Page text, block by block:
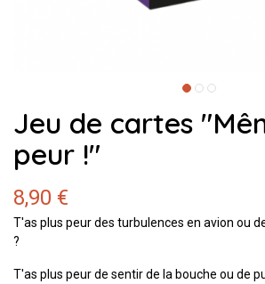
Jeu de cartes
peur !"
8,90 €
T'as plus peur des turbulences en avion ou
?
T'as plus peur de sentir de la bouche ou de